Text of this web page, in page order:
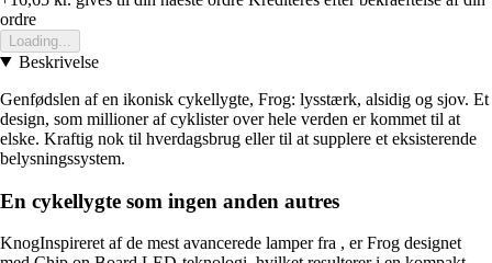
ordre
Loading...
Beskrivelse
Genfødslen af en ikonisk cykellygte, Frog: lysstærk, alsidig og sjov. Et
design, som millioner af cyklister over hele verden er kommet til at
elske. Kraftig nok til hverdagsbrug eller til at supplere et eksisterende
belysningssystem.
En cykellygte som ingen anden autres
KnogInspireret af de mest avancerede lamper fra , er Frog designet